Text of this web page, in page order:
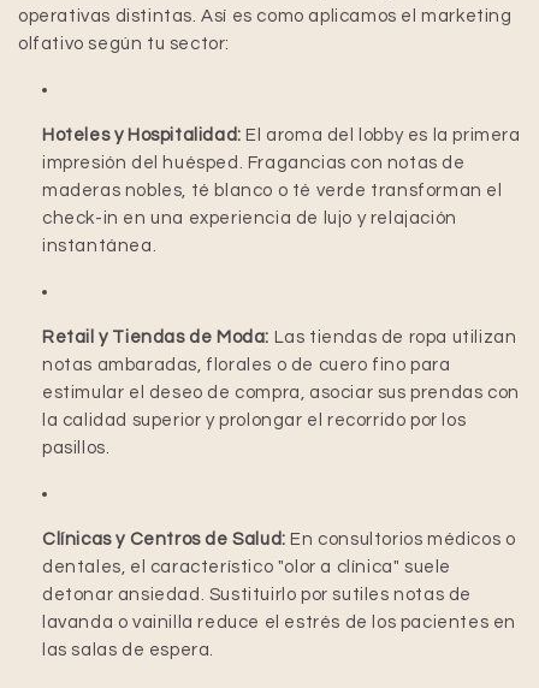
operativas distintas. Así es como aplicamos el marketing
olfativo según tu sector:
Hoteles y Hospitalidad: El aroma del lobby es la primera
impresión del huésped. Fragancias con notas de
maderas nobles, té blanco o té verde transforman el
check-in en una experiencia de lujo y relajación
instantánea.
Retail y Tiendas de Moda: Las tiendas de ropa utilizan
notas ambaradas, florales o de cuero fino para
estimular el deseo de compra, asociar sus prendas con
la calidad superior y prolongar el recorrido por los
pasillos.
Clínicas y Centros de Salud: En consultorios médicos o
dentales, el característico "olor a clínica" suele
detonar ansiedad. Sustituirlo por sutiles notas de
lavanda o vainilla reduce el estrés de los pacientes en
las salas de espera.